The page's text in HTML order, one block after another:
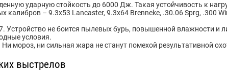
ударную стойкость до 6000 Дж. Такая устойчивость к
– 9.3х53 Lancaster, 9.3х64 Brenneke, .30.06 Sprg, .300
Устройство не боится пылевых бурь, повышенной влажности и
условия.
мороз, ни сильная жара не станут помехой результативной
выстрелов